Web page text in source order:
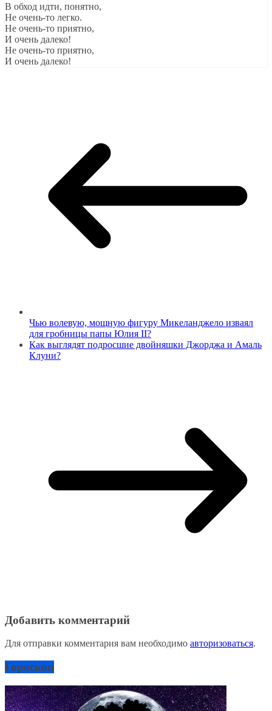
В обход идти, понятно,
Не очень-то легко.
Не очень-то приятно,
И очень далеко!
Не очень-то приятно,
И очень далеко!
Чью волевую, мощную фигуру Микеланджело изваял
для гробницы папы Юлия II?
Как выглядят подросшие двойняшки Джорджа и Амаль
Клуни?
Добавить комментарий
Для отправки комментария вам необходимо авторизоваться.
Гороскоп